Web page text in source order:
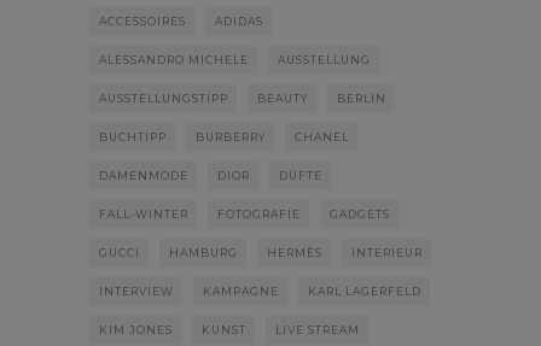
ACCESSOIRES ADIDAS
ALESSANDRO MICHELE AUSSTELLUNG
AUSSTELLUNGSTIPP BEAUTY BERLIN
BUCHTIPP BURBERRY CHANEL
DAMENMODE DIOR DÜFTE
FALL-WINTER FOTOGRAFIE GADGETS
GUCCI HAMBURG HERMÈS INTERIEUR
INTERVIEW KAMPAGNE KARL LAGERFELD
KIM JONES KUNST LIVE STREAM